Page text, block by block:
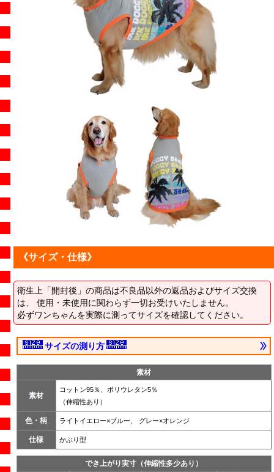
《サイズ・仕様》
衛生上「開封後」の商品は不良品以外の返品およびサイズ交換
は、 使用・未使用に関わらず一切お受けいたしません。
必ずワンちゃんを実際に測ってサイズを確認してください。
サイズの測り方
素材
素材
コットン95％、ポリウレタン5％
（伸縮性あり）
色・柄 ライトイエロー×ブルー、 グレー×オレンジ
仕様 かぶり型
でき上がり実寸（伸縮性多少あり）